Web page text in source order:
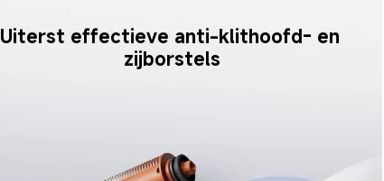
Uiterst effectieve anti-klithoofd- en
zijborstels